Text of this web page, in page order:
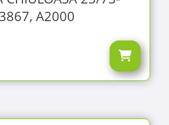
A2000